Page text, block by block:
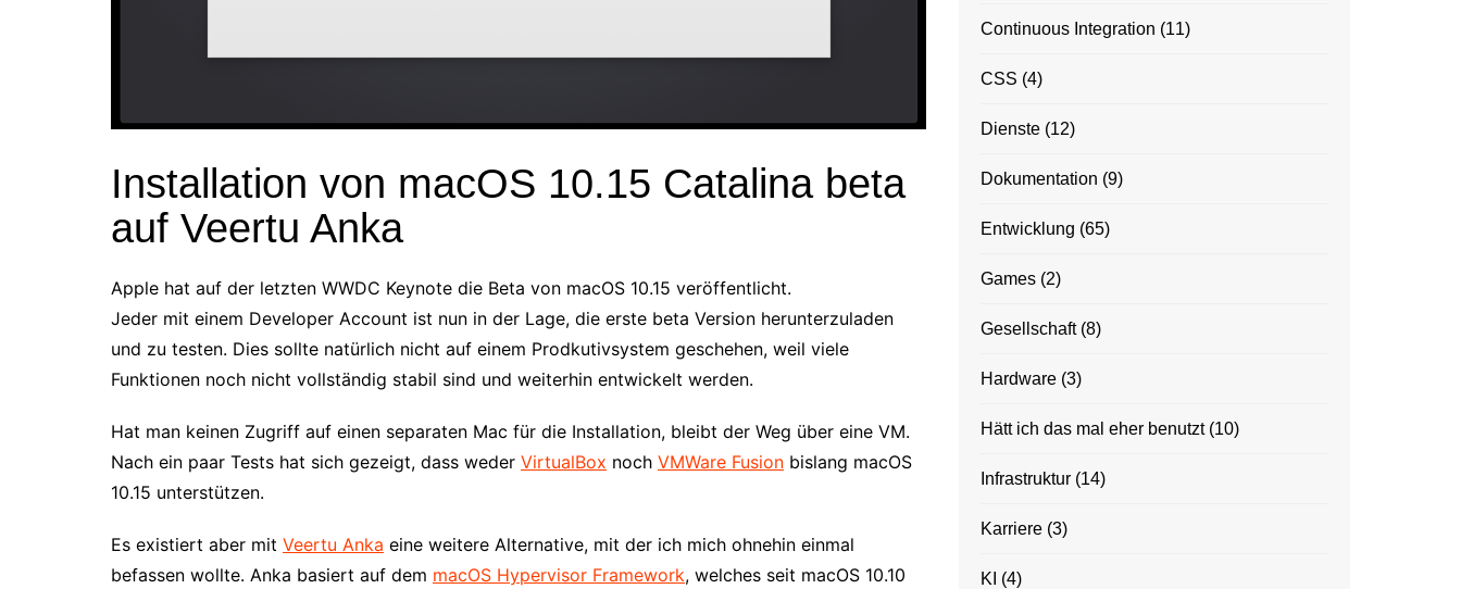
Installation von macOS 10.15 Catalina beta
auf Veertu Anka
Apple hat auf der letzten WWDC Keynote die Beta von macOS 10.15 veröffentlicht.
Jeder mit einem Developer Account ist nun in der Lage, die erste beta Version herunterzuladen
und zu testen. Dies sollte natürlich nicht auf einem Prodkutivsystem geschehen, weil viele
Funktionen noch nicht vollständig stabil sind und weiterhin entwickelt werden.
Hat man keinen Zugriff auf einen separaten Mac für die Installation, bleibt der Weg über eine VM.
Nach ein paar Tests hat sich gezeigt, dass weder VirtualBox noch VMWare Fusion bislang macOS
10.15 unterstützen.
Es existiert aber mit Veertu Anka eine weitere Alternative, mit der ich mich ohnehin einmal
befassen wollte. Anka basiert auf dem macOS Hypervisor Framework, welches seit macOS 10.10
Continuous Integration (11)
CSS (4)
Dienste (12)
Dokumentation (9)
Entwicklung (65)
Games (2)
Gesellschaft(8)
Hardware (3)
Hätt ich das mal eher benutzt(10)
Infrastruktur (14)
Karriere (3)
KI (4)